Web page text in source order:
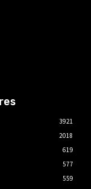
3921
2018
619
577
559